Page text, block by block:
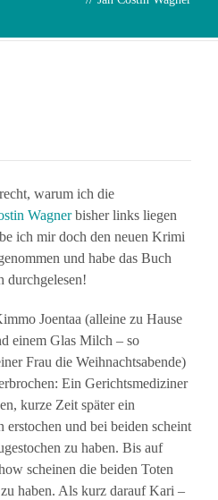
warum ich die
Wagnerbisher links liegen
ich mir doch den neuen Krimi
und habe das Buch
durchgelesen!
Joentaa (alleine zu Hause
einem Glas Milch – so
Frau die Weihnachtsabende)
Ein Gerichtsmediziner
kurze Zeit später ein
erstochen und bei beiden scheint
zu haben. Bis auf
scheinen die beiden Toten
haben. Als kurz darauf Kari –